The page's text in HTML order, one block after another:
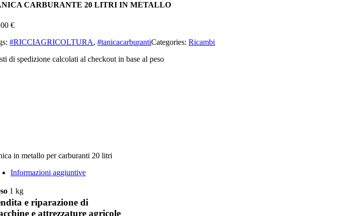
CARBURANTE 20 LITRI IN METALLO
€
#RICCIAGRICOLTURA,#tanicacarburantiCategories:Ricambi
di spedizione calcolati al checkout in base al peso
in metallo per carburanti 20 litri
Informazioni aggiuntive
1 kg
e riparazione di
e attrezzature agricole